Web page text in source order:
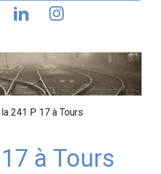
la 241 P 17 à Tours
à Tours